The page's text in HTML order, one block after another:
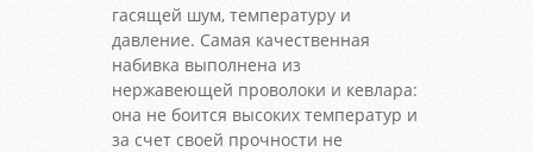
гасящей шум, температуру и
давление. Самая качественная
набивка выполнена из
нержавеющей проволоки и кевлара:
она не боится высоких температур и
за счет своей прочности не